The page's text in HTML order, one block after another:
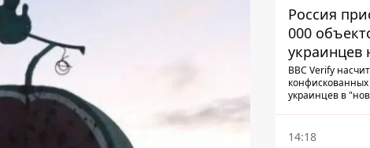
Россия
000
украинцев
BBC Verify
украинцев в
14:18